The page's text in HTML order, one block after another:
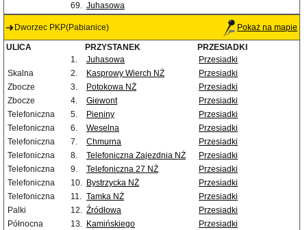
69. Juhasowa
Dworzec PKP(Pabianice) Pokaż na mapie
ULICA PRZYSTANEK
PRZESIADKI
1.
Juhasowa
Przesiadki
Skalna
2. Kasprowy Wierch NŻ
Przesiadki
Zbocze
3. Potokowa NŻ
Przesiadki
Zbocze
4. Giewont
Przesiadki
Telefoniczna
5. Pieniny
Przesiadki
Telefoniczna
6. Weselna
Przesiadki
Telefoniczna
7. Chmurna
Przesiadki
Telefoniczna
8. Telefoniczna Zajezdnia NŻ
Przesiadki
Telefoniczna
9. Telefoniczna 27 NŻ
Przesiadki
Telefoniczna
10. Bystrzycka NŻ
Przesiadki
Telefoniczna
11. Tamka NŻ
Przesiadki
Palki
12. Źródłowa
Przesiadki
Północna
13. Kamińskiego
Przesiadki